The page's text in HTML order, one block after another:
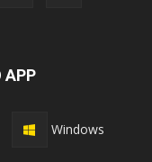
APP
Windows